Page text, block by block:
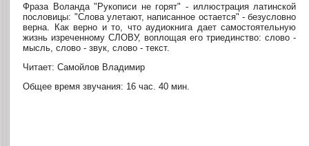
Фраза Воланда "Рукописи не горят" - иллюстрация латинской
пословицы: "Слова улетают, написанное остается" - безусловно
верна. Как верно и то, что аудиокнига дает самостоятельную
жизнь изреченному СЛОВУ, воплощая его триединство: слово -
мысль, слово - звук, слово - текст.
Читает: Самойлов Владимир
Общее время звучания: 16 час. 40 мин.